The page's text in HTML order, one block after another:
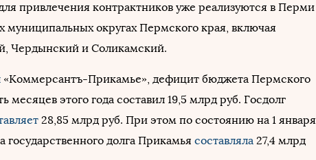
привлечения контрактников уже реализуются в Перми
муниципальных округах Пермского края, включая
Чердынский и Соликамский.
«Коммерсантъ-Прикамье», дефицит бюджета Пермского
месяцев этого года составил 19,5 млрд руб. Госдолг
28,85 млрд руб. При этом по состоянию на 1 января
государственного долга Прикамья составляла 27,4 млрд